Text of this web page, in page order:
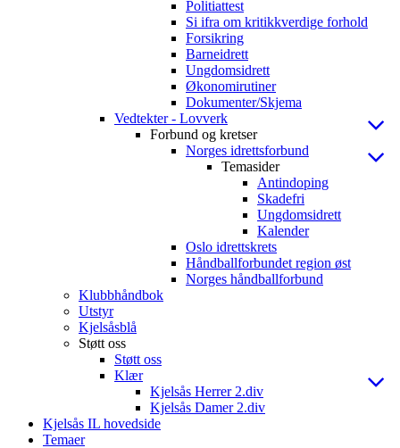
Politiattest
Si ifra om kritikkverdige forhold
Forsikring
Barneidrett
Ungdomsidrett
Økonomirutiner
Dokumenter/Skjema
Vedtekter - Lovverk
Forbund og kretser
Norges idrettsforbund
Temasider
Antindoping
Skadefri
Ungdomsidrett
Kalender
Oslo idrettskrets
Håndballforbundet region øst
Norges håndballforbund
Klubbhåndbok
Utstyr
Kjelsåsblå
Støtt oss
Støtt oss
Klær
Kjelsås Herrer 2.div
Kjelsås Damer 2.div
Kjelsås IL hovedside
Temaer